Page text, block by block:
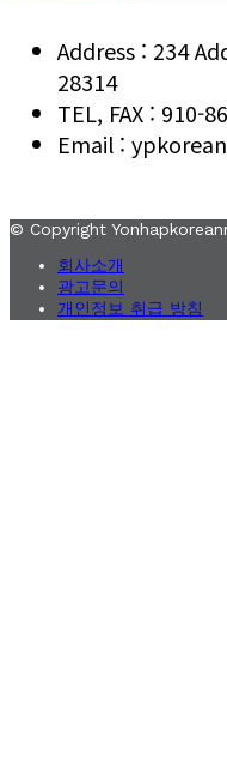
Address : 234
28314
TEL, FAX : 910-
Email :
© Copyright
회사소개
광고문의
개인정보 취급 방침